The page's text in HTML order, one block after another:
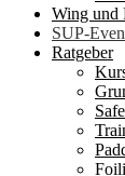
Wing und
SUP-
Ratgeber